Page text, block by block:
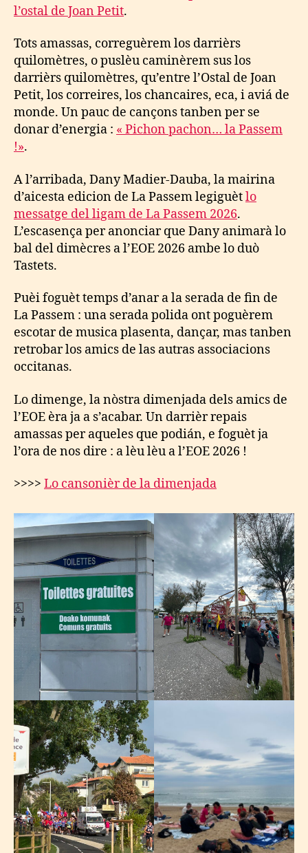
l’ostal de Joan Petit.
Tots amassas, correguèrem los darrièrs
quilomètres, o puslèu caminèrem sus los
darrièrs quilomètres, qu’entre l’Ostal de Joan
Petit, los correires, los chancaires, eca, i aviá de
monde. Un pauc de cançons tanben per se
donar d’energia : « Pichon pachon… la Passem
!».
A l’arribada, Dany Madier-Dauba, la mairina
d’aicesta edicion de La Passem legiguètlo
messatge del ligam de La Passem 2026.
L’escasença per anonciar que Dany animarà lo
bal del dimècres a l’EOE 2026 ambe lo duò
Tastets.
Puèi foguèt temps d’anar a la serada de fin de
La Passem : una serada polida ont poguèrem
escotar de musica plasenta, dançar, mas tanben
retrobar los amics de las autras associacions
occitanas.
Lo dimenge, la nòstra dimenjada dels amics de
l’EOE èra ja a s’acabar. Un darrièr repais
amassas per aqueles que podián, e foguèt ja
l’ora de nos dire : a lèu lèu a l’EOE 2026 !
>>>> Lo cansonièr de la dimenjada